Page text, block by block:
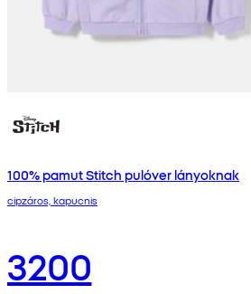
100% pamut Stitch pulóver lányoknak
cipzáros, kapucnis
3200